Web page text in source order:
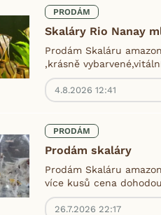
PRODÁM
Skaláry Rio Nanay
Prodám Skaláru
,krásně
4.8.2026 12:41
PRODÁM
Prodám skaláry
Prodám Skaláru
více kusů cena
26.7.2026 22:17